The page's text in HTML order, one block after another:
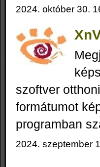
2024. október 30.
szoftver
formátumot
programban
2024. szeptember